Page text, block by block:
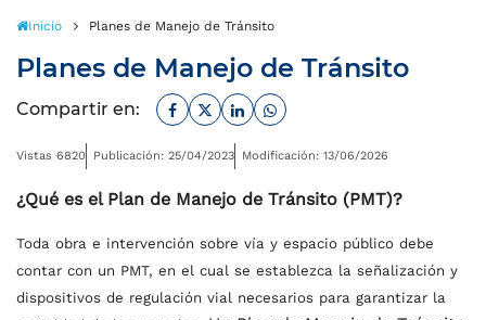
Inicio Planes de Manejo de Tránsito
Planes de Manejo de Tránsito
Compartir en: Facebook
TwitterLinkedinWhatsapp
Vistas 6820 Publicación: 25/04/2023 Modificación: 13/06/2026
¿Qué es el Plan de Manejo de Tránsito (PMT)?
Toda obra e intervención sobre vía y espacio público debe
contar con un PMT, en el cual se establezca la señalización y
dispositivos de regulación vial necesarios para garantizar la